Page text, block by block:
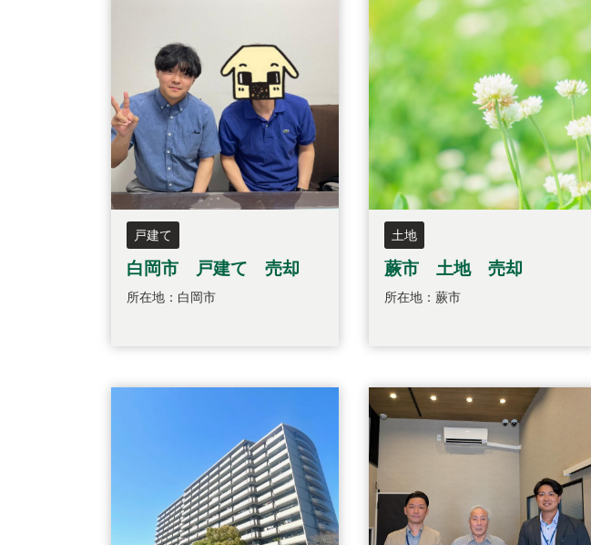
流山市 厚木市
住み替え 相続 離婚 空き家
戸建て
白岡市 戸建て 売却
所在地：白岡市
土地
蕨市 土地 売却
所在地：蕨市